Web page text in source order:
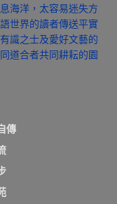
海洋，太容易迷失方
世界的讀者傳送平實
識之士及愛好文藝的
道合者共同耕耘的園
傳